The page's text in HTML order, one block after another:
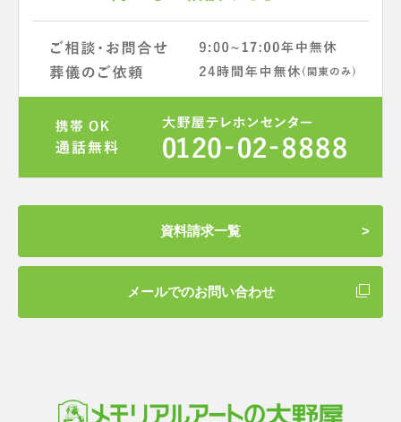
資料請求一覧
メールでのお問い合わせ